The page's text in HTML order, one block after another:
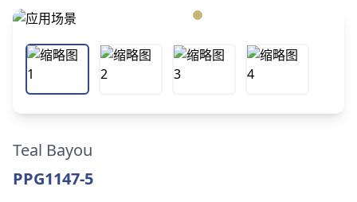
Teal Bayou
PPG1147-5